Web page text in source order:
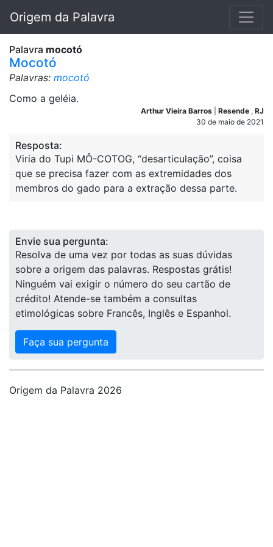
Origem da Palavra
Palavra mocotó
Mocotó
Palavras: mocotó
Como a geléia.
Arthur Vieira Barros Resende , RJ
30 de maio de 2021
Resposta:
Viria do Tupi MÔ-COTOG, “desarticulação”, coisa
que se precisa fazer com as extremidades dos
membros do gado para a extração dessa parte.
Envie sua pergunta:
Resolva de uma vez por todas as suas dúvidas
sobre a origem das palavras. Respostas grátis!
Ninguém vai exigir o número do seu cartão de
crédito! Atende-se também a consultas
etimológicas sobre Francês, Inglês e Espanhol.
Faça sua pergunta
Origem da Palavra 2026